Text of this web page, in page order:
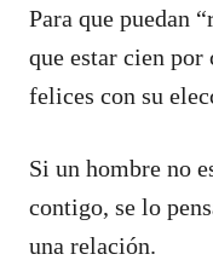
Para que puedan
que estar cien por
felices con su
Si un hombre no
contigo, se lo
una relación.